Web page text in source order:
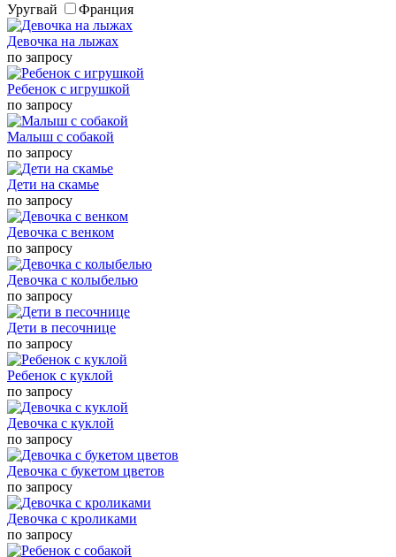
Уругвай
Франция
Девочка на лыжах
по запросу
Ребенок с игрушкой
по запросу
Малыш с собакой
по запросу
Дети на скамье
по запросу
Девочка с венком
по запросу
Девочка с колыбелью
по запросу
Дети в песочнице
по запросу
Ребенок с куклой
по запросу
Девочка с куклой
по запросу
Девочка с букетом цветов
по запросу
Девочка с кроликами
по запросу